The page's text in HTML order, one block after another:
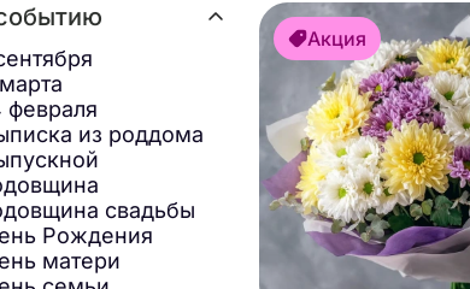
февраля
из роддома
свадьбы
Рождения
матери
Акция